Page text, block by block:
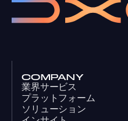
COMPANY
業界サービス
プラットフォーム
ソリューション